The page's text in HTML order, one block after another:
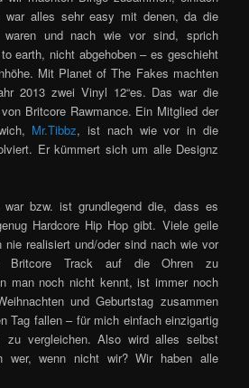
war alles sehr easy mit denen, da die
und nach wie vor sind, sprich
earth, nicht abgehoben – es geschieht
Mit Planet of The Fakes machten
2013 zwei Vinyl 12“es. Das war die
Britcore Rawmance. Ein Mitglied der
Mr.Tibbz, ist nach wie vor in die
Er kümmert sich um alle Designz
war bzw. ist grundlegend die, dass es
Hardcore Hip Hop gibt. Viele geile
nie realisiert und/oder sind nach wie vor
Britcore Track auf die Ohren zu
man noch nicht kennt, ist immer noch
und Geburtstag zusammen
Tag fallen – für mich einfach einzigartig
zu vergleichen. Also wird alles selbst
wer, wenn nicht wir? Wir haben alle